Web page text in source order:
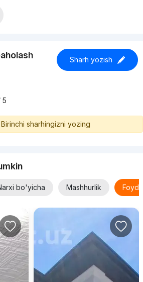
Sharh yozish
5
sharhingizni yozing
bo'yicha Mashhurlik